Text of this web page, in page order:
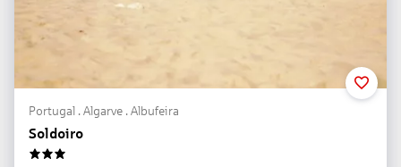
Portugal . Algarve . Albufeira
Soldoiro